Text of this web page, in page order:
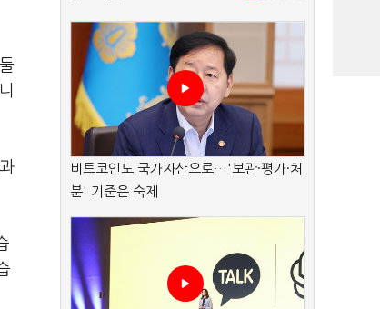
비트코인도 국가자산으로…'보관·평가·처
분' 기준은 숙제